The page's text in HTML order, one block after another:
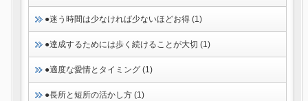
●迷う時間は少なければ少ないほどお得 (1)
●達成するためには歩く続けることが大切 (1)
●適度な愛情とタイミング (1)
●長所と短所の活かし方 (1)